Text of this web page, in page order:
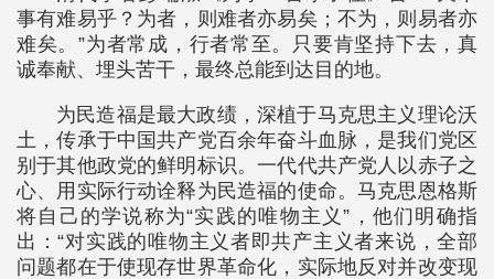
事有难易乎？为者，则难者亦易矣；不为，则易者亦
难矣。”为者常成，行者常至。只要肯坚持下去，真
诚奉献、埋头苦干，最终总能到达目的地。
为民造福是最大政绩，深植于马克思主义理论沃
土，传承于中国共产党百余年奋斗血脉，是我们党区
别于其他政党的鲜明标识。一代代共产党人以赤子之
心、用实际行动诠释为民造福的使命。马克思恩格斯
将自己的学说称为“实践的唯物主义”，他们明确指
出：“对实践的唯物主义者即共产主义者来说，全部
问题都在于使现存世界革命化，实际地反对并改变现